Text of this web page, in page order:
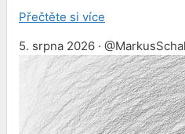
Přečtěte si více
5. srpna 2026 ·